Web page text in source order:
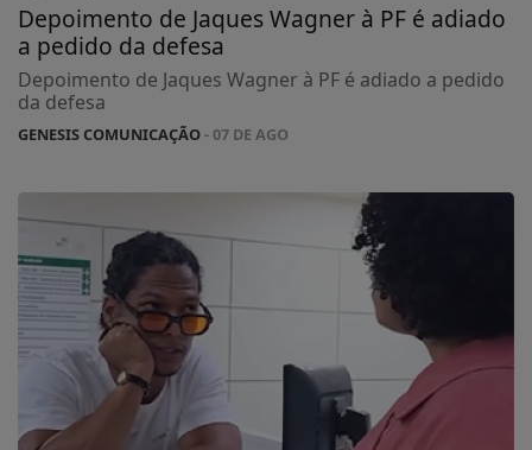
Depoimento de Jaques Wagner à PF é adiado
a pedido da defesa
Depoimento de Jaques Wagner à PF é adiado a pedido
da defesa
GENESIS COMUNICAÇÃO- 07 DE AGO